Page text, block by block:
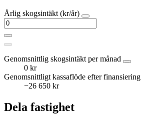
Årlig skogsintäkt (kr/år)
Genomsnittlig skogsintäkt per månad
0 kr
Genomsnittligt kassaflöde efter finansiering
−26 650 kr
Dela fastighet